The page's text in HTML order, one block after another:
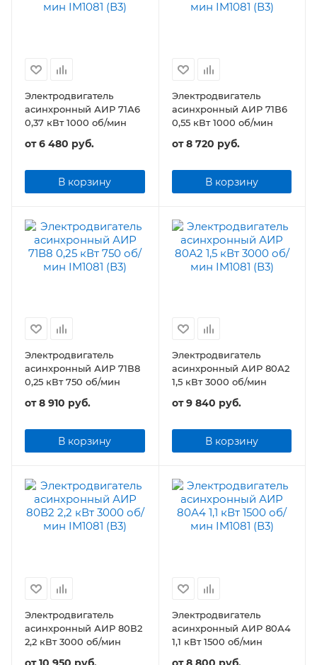
Электродвигатель
асинхронный АИР 71А6
0,37 кВт 1000 об/мин
от6 480 руб.
В корзину
Электродвигатель
асинхронный АИР 71В6
0,55 кВт 1000 об/мин
от8 720 руб.
В корзину
Электродвигатель
асинхронный АИР 71В8
0,25 кВт 750 об/мин
от8 910 руб.
В корзину
Электродвигатель
асинхронный АИР 80А2
1,5 кВт 3000 об/мин
от9 840 руб.
В корзину
Электродвигатель
асинхронный АИР 80В2
2,2 кВт 3000 об/мин
Электродвигатель
асинхронный АИР 80А4
1,1 кВт 1500 об/мин